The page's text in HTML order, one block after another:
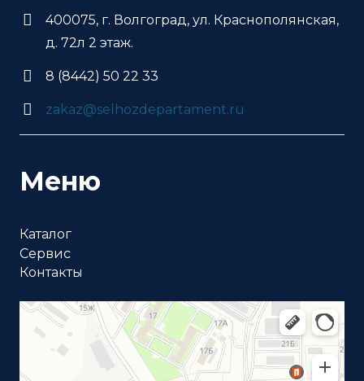
400075, г. Волгоград, ул. Краснополянская,
д. 72л 2 этаж.
8 (8442) 50 22 33
zakaz@selhozdepartament.ru
Меню
Каталог
Сервис
Контакты
Волгоград
Краснополянская улица, 72Л на карте Волгограда —